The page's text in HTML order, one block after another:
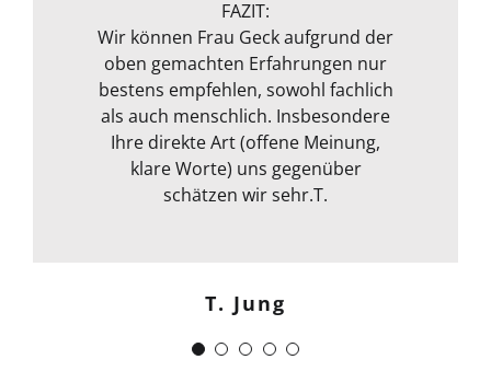
FAZIT:
Wir können Frau Geck aufgrund der
oben gemachten Erfahrungen nur
bestens empfehlen, sowohl fachlich
als auch menschlich. Insbesondere
Ihre direkte Art (offene Meinung,
klare Worte) uns gegenüber
schätzen wir sehr.T.
T. Jung
angeboten wird, rundet sie durch
ihre fachliche Kompetenz ab. Termin
war auch sehr kurzfristig und
spontan machbar. Die
Kommunikation war auch bestens .
Egal ob email Telefon etc… Alles in
allem kann ich sie nur
weiterempfehlen. Weiter so !
J. Schwaber
Frank Dettenbach